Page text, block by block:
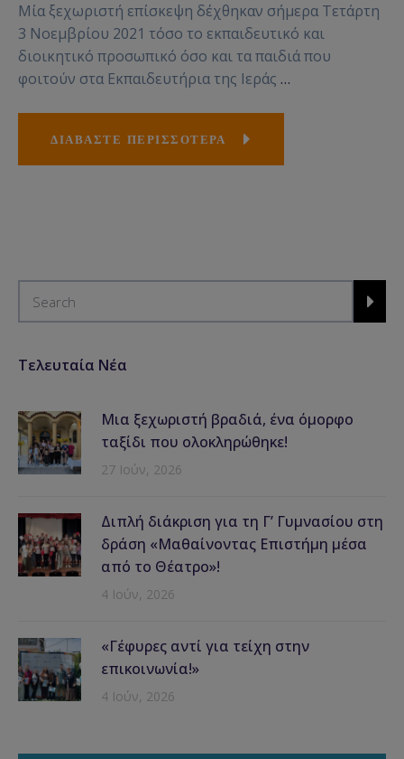
Μία ξεχωριστή επίσκεψη δέχθηκαν σήμερα Τετάρτη
3 Νοεμβρίου 2021 τόσο το εκπαιδευτικό και
διοικητικό προσωπικό όσο και τα παιδιά που
φοιτούν στα Εκπαιδευτήρια της Ιεράς …
ΔΙΑΒΑΣΤΕ ΠΕΡΙΣΣΟΤΕΡΑ
Τελευταία Νέα
Μια ξεχωριστή βραδιά, ένα όμορφο
ταξίδι που ολοκληρώθηκε!
27 Ιούν, 2026
Διπλή διάκριση για τη Γ’ Γυμνασίου στη
δράση «Μαθαίνοντας Επιστήμη μέσα
από το Θέατρο»!
4 Ιούν, 2026
«Γέφυρες αντί για τείχη στην
επικοινωνία!»
4 Ιούν, 2026